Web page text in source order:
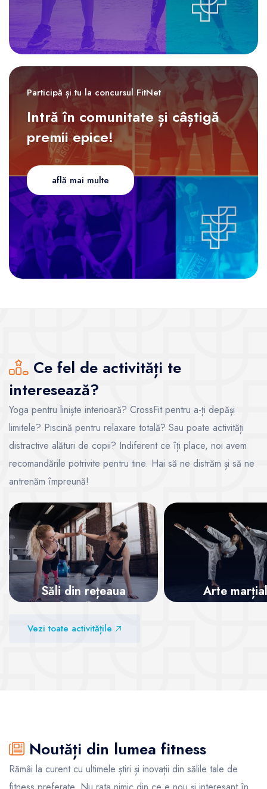
Participă și tu la concursul FitNet
Intră în comunitate și câștigă
premii epice!
află mai multe
Ce fel de activități te
interesează?
Yoga pentru liniște interioară? CrossFit pentru a-ți depăși
limitele? Piscină pentru relaxare totală? Sau poate activități
distractive alături de copii? Indiferent ce îți place, noi avem
recomandările potrivite pentru tine. Hai să ne distrăm și să ne
antrenăm împreună!
Săli din rețeaua
SanoPass
Arte
Vezi toate activitățile
Noutăți din lumea fitness
Rămâi la curent cu ultimele știri și inovații din sălile tale de